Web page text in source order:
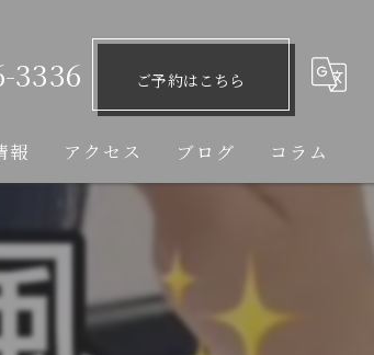
3336 ご予約はこちら
報 アクセス ブログ コラム